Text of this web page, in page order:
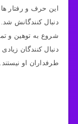
این حر‌ف‌ و رفتار
دنبال‌ کنندگانش
شروع به توهین و
دنبال کنندگان زیادی
طرفداران او نیستند.